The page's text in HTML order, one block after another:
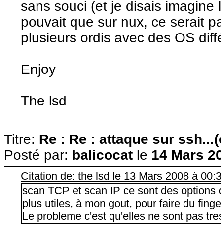
sans souci (et je disais
pouvait que sur nux, ce serait
plusieurs ordis avec des OS
Enjoy
The lsd
Titre: Re : Re : attaque sur
Posté par: balicocat le 14 Mars
Citation de: the lsd le 13 Mars 2008 à
scan TCP et scan IP ce sont des
plus utiles, à mon gout, pour faire du
Le probleme c'est qu'elles ne sont pas